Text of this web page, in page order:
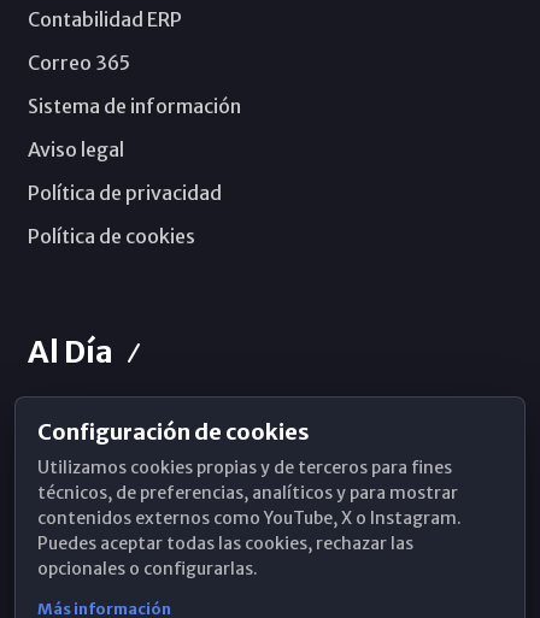
Contabilidad ERP
Correo 365
Sistema de información
Aviso legal
Política de privacidad
Política de cookies
Al Día
Horarios de Misa
Hemeroteca
WhatsApp
Configuración de cookies
Utilizamos cookies propias y de terceros para fines
técnicos, de preferencias, analíticos y para mostrar
contenidos externos como YouTube, X o Instagram.
Puedes aceptar todas las cookies, rechazar las
opcionales o configurarlas.
Más información